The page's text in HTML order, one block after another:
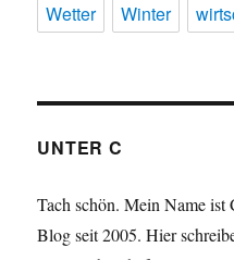
Wetter
Winter
UNTER C
Tach schön. Mein Name
Blog seit 2005. Hier